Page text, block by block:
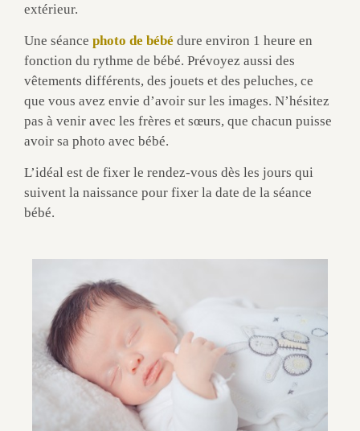
extérieur.
Une séance photo de bébé dure environ 1 heure en
fonction du rythme de bébé. Prévoyez aussi des
vêtements différents, des jouets et des peluches, ce
que vous avez envie d’avoir sur les images. N’hésitez
pas à venir avec les frères et sœurs, que chacun puisse
avoir sa photo avec bébé.
L’idéal est de fixer le rendez-vous dès les jours qui
suivent la naissance pour fixer la date de la séance
bébé.